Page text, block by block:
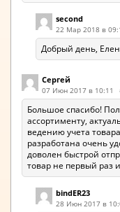
second
22 Мар 2018 в
Добрый день,
Сергей
07 Июн 2017 в 10:11
Большое спасибо!
ассортименту,
ведению учета
разработана очень
доволен быстрой
товар не первый раз
bindER23
28 Июн 2017 в